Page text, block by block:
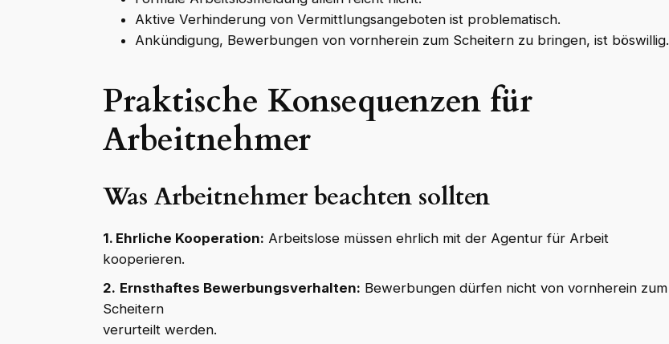
Aktive Verhinderung von Vermittlungsangeboten ist problematisch.
Ankündigung, Bewerbungen von vornherein zum Scheitern zu bringen, ist böswillig.
Praktische Konsequenzen für
Arbeitnehmer
Was Arbeitnehmer beachten sollten
1. Ehrliche Kooperation: Arbeitslose müssen ehrlich mit der Agentur für Arbeit
kooperieren.
2. Ernsthaftes Bewerbungsverhalten: Bewerbungen dürfen nicht von vornherein zum
Scheitern
verurteilt werden.